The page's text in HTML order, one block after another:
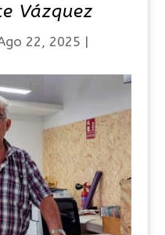
Vázquez
22, 2025 |